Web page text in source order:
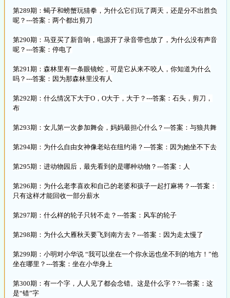
第289期：蝎子和螃蟹玩猜拳，为什么它们玩了两天，还是分不出胜负
呢？---答案：两个都出剪刀
第290期：马亚买了新音响，电源开了录音带也放了，为什么没有声音
呢？---答案：停电了
第291期：森林里有一条眼镜蛇，可是它从来不咬人，你知道为什么
吗？---答案：因为那森林里没有人
第292期：什么情况下大于O，O大于，大于？---答案：石头，剪刀，
布
第293期：女儿第一次参加舞会，妈妈最担心什么？---答案：与狼共舞
第294期：为什么自由女神像老站在纽约港？---答案：因为她坐不下去
第295期：进动物园后，最先看到的是哪种动物？---答案：人
第296期：为什么老李喜欢和自己的老婆和孩子一起打麻将？---答案：
只有这样才能回收一部分薪水
第297期：什么样的轮子只转不走？---答案：风车的轮子
第298期：为什么大雁秋天要飞到南方去？---答案：因为走太慢了
第299期：小明对小华说 “我可以坐在一个你永远也坐不到的地方！”他
坐在哪里？---答案：坐在小华身上
第300期：有一个字，人人见了都会念错。这是什么字？?---答案：这
是“错”字